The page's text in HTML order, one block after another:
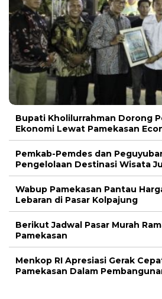
Bupati Kholilurrahman Dorong
Ekonomi Lewat Pamekasan
Pemkab-Pemdes dan
Pengelolaan Destinasi Wisata
Wabup Pamekasan Pantau
Lebaran di Pasar Kolpajung
Berikut Jadwal Pasar Murah
Pamekasan
Menkop RI Apresiasi Gerak
Pamekasan Dalam